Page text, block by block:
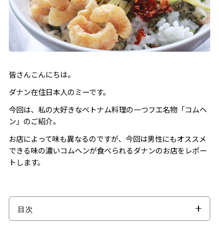
皆さんこんにちは。
ダナン在住日本人のミーです。
今回は、私の大好きなベトナム料理の一つフエ名物「コムヘ
ン」のご紹介。
お店によって味も異なるのですが、今回は男性にもオススメ
できる味の濃いコムヘンが食べられるダナンのお店をレポー
トします。
目次